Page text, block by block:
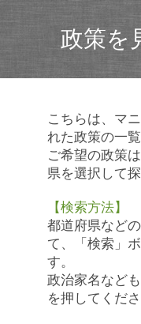
政策を
こちらは、マ
れた政策の一覧
ご希望の政策
県を選択して
【検索方法】
都道府県など
て、「検索」
す。
政治家名など
を押してくださ